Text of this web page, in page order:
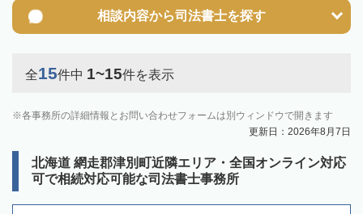
相談内容から司法書士を探す
全15件中 1~15件を表示
各事務所の詳細情報とお問い合わせフォームは別ウィンドウで開きます
更新日：2026年8月7日
北海道 網走郡津別町近隣エリア・全国オンライン対応
可で相続対応可能な司法書士事務所